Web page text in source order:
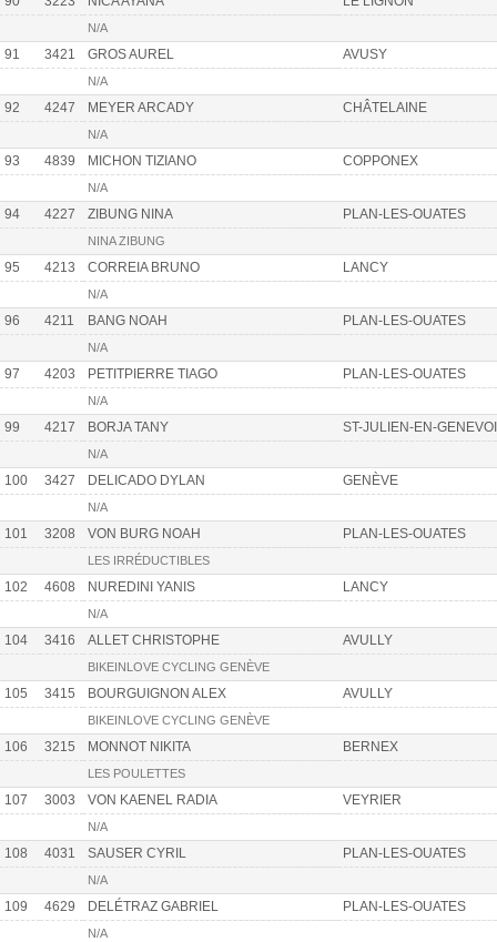
N/A
91 3421 GROS AUREL AVUSY
N/A
92 4247 MEYER ARCADY CHÂTELAINE
N/A
93 4839 MICHON TIZIANO COPPONEX
N/A
94 4227 ZIBUNG NINA PLAN-LES-OUATES
NINA ZIBUNG
95 4213 CORREIA BRUNO LANCY
N/A
96 4211 BANG NOAH PLAN-LES-OUATES
N/A
97 4203 PETITPIERRE TIAGO PLAN-LES-OUATES
N/A
99 4217 BORJA TANY ST-JULIEN-EN-
N/A
100 3427 DELICADO DYLAN GENÈVE
N/A
101 3208 VON BURG NOAH PLAN-LES-OUATES
LES IRRÉDUCTIBLES
102 4608 NUREDINI YANIS LANCY
N/A
104 3416 ALLET CHRISTOPHE AVULLY
BIKEINLOVE CYCLING GENÈVE
105 3415 BOURGUIGNON ALEX AVULLY
BIKEINLOVE CYCLING GENÈVE
106 3215 MONNOT NIKITA BERNEX
LES POULETTES
107 3003 VON KAENEL RADIA VEYRIER
N/A
108 4031 SAUSER CYRIL PLAN-LES-OUATES
N/A
109 4629 DELÉTRAZ GABRIEL PLAN-LES-OUATES
N/A